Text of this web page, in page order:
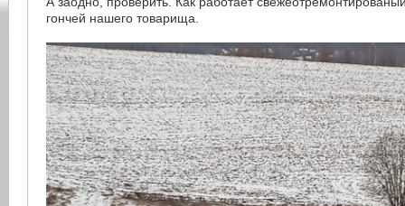
гончей нашего товарища.